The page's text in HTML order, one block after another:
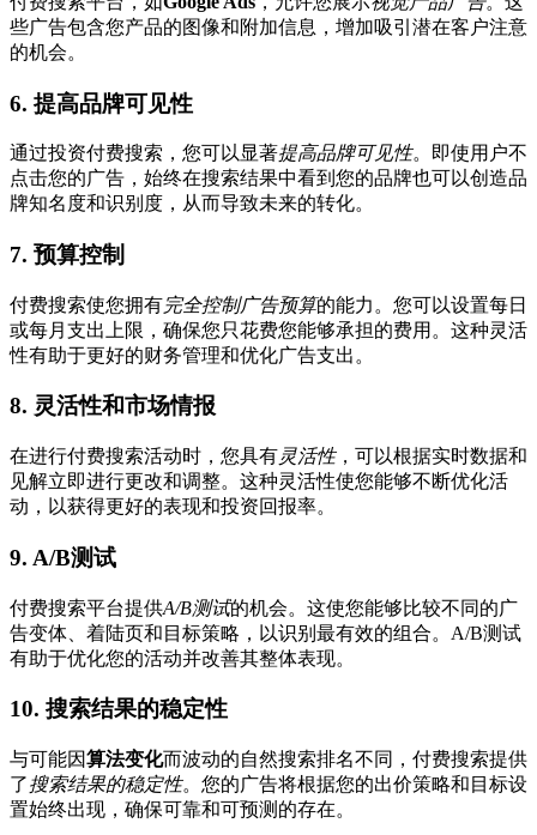
些广告包含您产品的图像和附加信息，增加吸引潜在客户注意
的机会。
6. 提高品牌可见性
通过投资付费搜索，您可以显著提高品牌可见性。即使用户不
点击您的广告，始终在搜索结果中看到您的品牌也可以创造品
牌知名度和识别度，从而导致未来的转化。
7. 预算控制
付费搜索使您拥有完全控制广告预算的能力。您可以设置每日
或每月支出上限，确保您只花费您能够承担的费用。这种灵活
性有助于更好的财务管理和优化广告支出。
8. 灵活性和市场情报
在进行付费搜索活动时，您具有灵活性，可以根据实时数据和
见解立即进行更改和调整。这种灵活性使您能够不断优化活
动，以获得更好的表现和投资回报率。
9. A/B测试
付费搜索平台提供A/B测试的机会。这使您能够比较不同的广
告变体、着陆页和目标策略，以识别最有效的组合。A/B测试
有助于优化您的活动并改善其整体表现。
10. 搜索结果的稳定性
与可能因算法变化而波动的自然搜索排名不同，付费搜索提供
了搜索结果的稳定性。您的广告将根据您的出价策略和目标设
置始终出现，确保可靠和可预测的存在。